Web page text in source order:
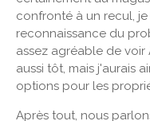
confronté à un recul,
reconnaissance du
assez agréable de
aussi tôt, mais j'aurais
options pour les
Après tout, nous